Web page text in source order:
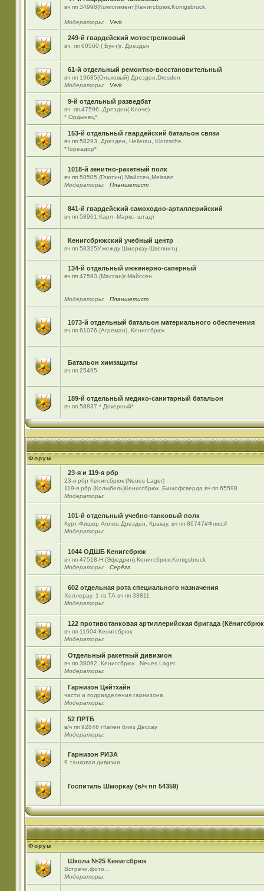
вч пп 34998(Комплимент)Кенигсбрюк.Konigsbruck.
Модераторы: Verk
249-й гвардейский мотострелковый
вч. пп 60560 ( Бунт)г. Дрезден
61-й отдельный ремонтно-восстановительный
вч пп 19685(Ольховый) Дрезден,Dresden
Модераторы:
Verk
9-й отдельный разведбат
вч. пп.47596 .Дрезден( Клоче)
* Ордынец*
153-й отдельный гвардейский батальон связи
вч пп 58293 ,Дрезден, Hellerau, Klotzsche.
*Тореадор*
1018-й зенитно-ракетный полк
вч пп 58505 (Глютин) Майсcен,Meissen
Модераторы:
Планшетист
841-й гвардейский самоходно-артиллерийский
вч пп 58961.Карл -Маркс- штадт
Кенигсбрюкский учебный центр
вч пп 58325У,между Шморкау-Швепнитц
134-й отдельный инженерно-саперный
вч пп 47593 (Массан)г.Майссен
Модераторы: Планшетист
1073-й отдельный батальон материального обеспечения
вч пп 61076,(Агреман), Кенигсбрюк
Батальон химзащиты
вч.пп 25495
189-й отдельный медико-санитарный батальон
вч пп 58837 * Докерный*
Форум
23-я и 119-я рбр
23-я рбр Кенигсбрюк (Neues Lager)
119-я рбр (Колыбель)Кенигсбрюк ,Бишофсверда вч пп 65598
Модераторы:
101-й отдельный учебно-танковый полк
Курт-Фишер Аллее,Дрезден, Кракау, вч пп 86747#Флюс#
Модераторы:
1044 ОДШБ Кенигсбрюк
вч пп 47518-Н,(Эфедрин),Кенигсбрюк,Konigsbruck
Модераторы:
Серёга
602 отдельная рота специального назначения
Хеллерау. 1 гв ТА вч пп 33811
Модераторы:
122 противотанковая артиллерийская бригада
вч пп 11604 Кенигсбрюк
Модераторы:
Отдельный ракетный дивизион
вч пп 38092, Кенигсбрюк , Neues Lager
Модераторы:
Гарнизон Цейтхайн
части и подразделения гарнизона
Модераторы:
52 ПРТБ
в/ч пп 92846 гКапен близ Дессау
Модераторы:
Гарнизон РИЗА
9 танковая дивизия
Госпиталь Шморкау (в/ч пп 54359)
Форум
Школа №25 Кенигсбрюк
Встречи,фото...
Модераторы: